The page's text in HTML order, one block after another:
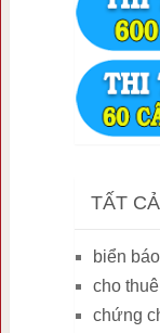
TẤT
biển
cho
chứng